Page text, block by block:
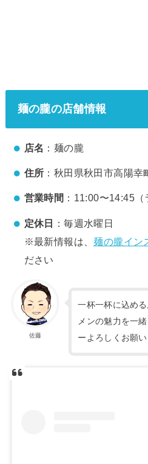
麺の朧の店舗情報
店名 ：麺の朧
住所 ：秋田県秋田市高陽
営業時間 ：11:00〜14:45（
定休日
：毎週水曜日
※最新情報は、 麺の朧イン
ださい
佐藤
一杯一杯に込め
メンの魅力を一
ーよろしくお願い